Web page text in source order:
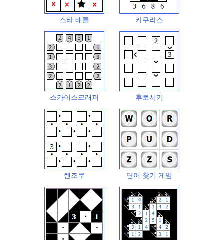
스타 배틀 카쿠라스
스카이스크래퍼 후토시키
렌조쿠 단어 찾기 게임